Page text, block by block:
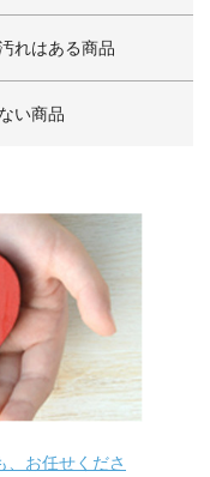
れはある商品
い商品
、お任せくださ